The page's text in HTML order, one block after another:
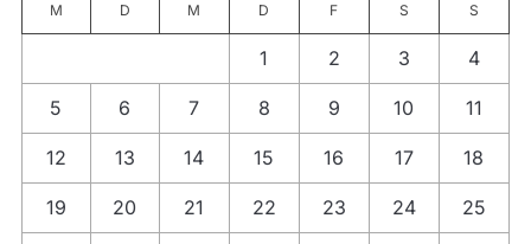
M D M D F S S
1 2 3 4
5 6 7 8 9 10 11
12 13 14 15 16 17 18
19 20 21 22 23 24 25